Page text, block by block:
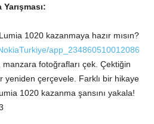
1020 kazanmaya hazır mısın?
app_234860510012086
manzara fotoğrafları çek. Çektiğin
yeniden çerçevele. Farklı bir hikaye
1020 kazanma şansını yakala!